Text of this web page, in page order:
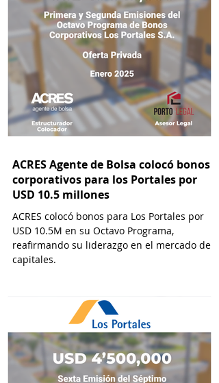
ACRES Agente de Bolsa colocó bonos
corporativos para los Portales por
USD 10.5 millones
ACRES colocó bonos para Los Portales por
USD 10.5M en su Octavo Programa,
reafirmando su liderazgo en el mercado de
capitales.